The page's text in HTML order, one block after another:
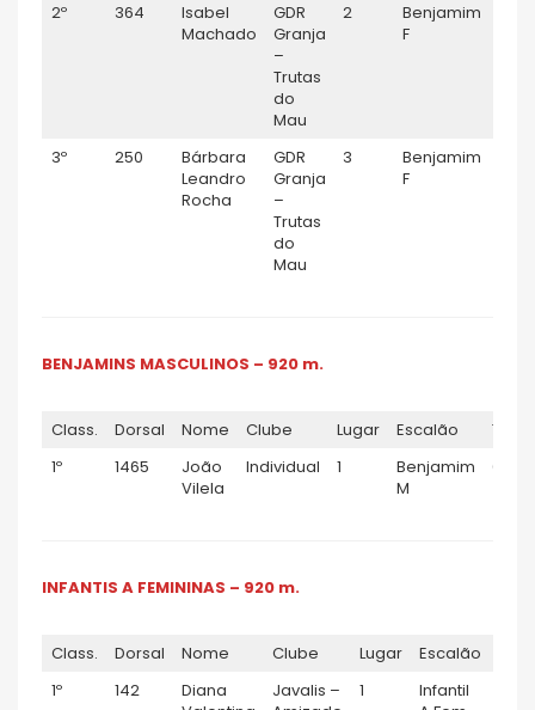
2º 364
Isabel
Machado
GDR
Granja
–
Trutas
do
Mau
2
Benjamim
F
3º 250
Bárbara
Leandro
Rocha
GDR
Granja
–
Trutas
do
Mau
3
Benjamim
F
BENJAMINS MASCULINOS – 920 m.
Class. Dorsal Nome Clube Lugar Escalão
1º
1465
João
Vilela
Individual 1
Benjamim
M
INFANTIS A FEMININAS – 920 m.
Class. Dorsal Nome Clube Lugar Escalão
1º
142
Diana
Javalis –
1
Infantil